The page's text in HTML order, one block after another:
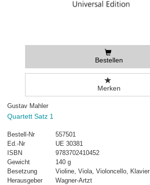
Bestellen
Merken
Gustav Mahler
Quartett Satz 1
Bestell-Nr
557501
Ed.-Nr
UE 30381
ISBN
9783702410452
Gewicht
140 g
Besetzung
Violine, Viola, Violoncello, Klavier
Herausgeber
Wagner-Artzt